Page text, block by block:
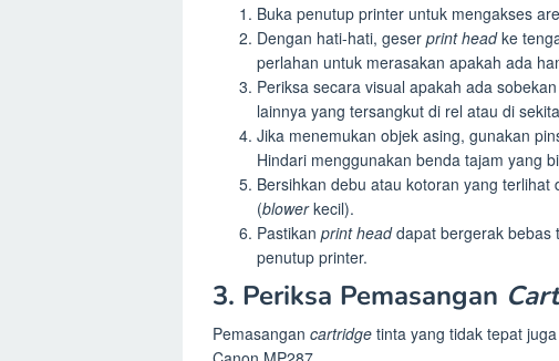
Buka penutup printer untuk mengakses
Dengan hati-hati, geser print headke
perlahan untuk merasakan apakah ada
Periksa secara visual apakah ada
lainnya yang tersangkut di rel atau di
Jika menemukan objek asing, gunakan
Hindari menggunakan benda tajam yang
Bersihkan debu atau kotoran yang
(blowerkecil).
Pastikan print headdapat bergerak bebas
penutup printer.
3. Periksa Pemasangan
Pemasangan cartridge tinta yang tidak tepat